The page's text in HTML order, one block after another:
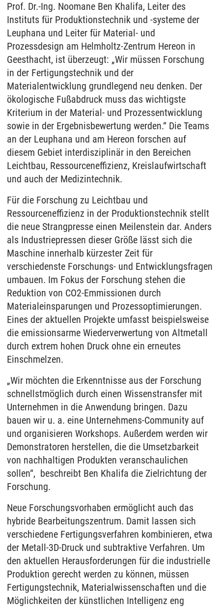
Prof. Dr.-Ing. Noomane Ben Khalifa, Leiter des
Instituts für Produktionstechnik und -systeme der
Leuphana und Leiter für Material- und
Prozessdesign am Helmholtz-Zentrum Hereon in
Geesthacht, ist überzeugt: „Wir müssen Forschung
in der Fertigungstechnik und der
Materialentwicklung grundlegend neu denken. Der
ökologische Fußabdruck muss das wichtigste
Kriterium in der Material- und Prozessentwicklung
sowie in der Ergebnisbewertung werden.“ Die Teams
an der Leuphana und am Hereon forschen auf
diesem Gebiet interdisziplinär in den Bereichen
Leichtbau, Ressourceneffizienz, Kreislaufwirtschaft
und auch der Medizintechnik.
Für die Forschung zu Leichtbau und
Ressourceneffizienz in der Produktionstechnik stellt
die neue Strangpresse einen Meilenstein dar. Anders
als Industriepressen dieser Größe lässt sich die
Maschine innerhalb kürzester Zeit für
verschiedenste Forschungs- und Entwicklungsfragen
umbauen. Im Fokus der Forschung stehen die
Reduktion von CO2-Emmissionen durch
Materialeinsparungen und Prozessoptimierungen.
Eines der aktuellen Projekte umfasst beispielsweise
die emissionsarme Wiederverwertung von Altmetall
durch extrem hohen Druck ohne ein erneutes
Einschmelzen.
„Wir möchten die Erkenntnisse aus der Forschung
schnellstmöglich durch einen Wissenstransfer mit
Unternehmen in die Anwendung bringen. Dazu
bauen wir u. a. eine Unternehmens-Community auf
und organisieren Workshops. Außerdem werden wir
Demonstratoren herstellen, die die Umsetzbarkeit
von nachhaltigen Produkten veranschaulichen
sollen“, beschreibt Ben Khalifa die Zielrichtung der
Forschung.
Neue Forschungsvorhaben ermöglicht auch das
hybride Bearbeitungszentrum. Damit lassen sich
verschiedene Fertigungsverfahren kombinieren, etwa
der Metall-3D-Druck und subtraktive Verfahren. Um
den aktuellen Herausforderungen für die industrielle
Produktion gerecht werden zu können, müssen
Fertigungstechnik, Materialwissenschaften und die
Möglichkeiten der künstlichen Intelligenz eng